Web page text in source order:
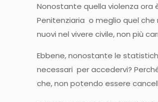
Nonostante quella violenza ora
Penitenziaria o meglio quel
nuovi nel vivere civile, non più
Ebbene, nonostante le
necessari per accedervi?
che, non potendo essere